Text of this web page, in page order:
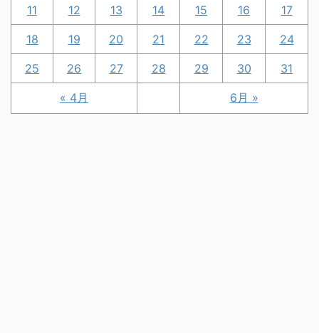
« 4月 6月 »
11 12 13 14 15 16 17
18 19 20 21 22 23 24
25 26 27 28 29 30 31